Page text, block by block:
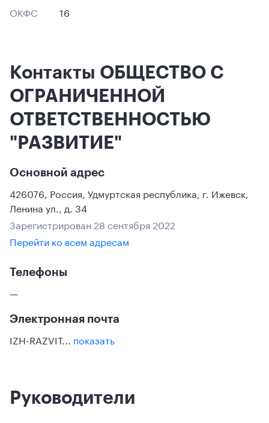
ОКФС
16
Контакты ОБЩЕСТВО С
ОГРАНИЧЕННОЙ
ОТВЕТСТВЕННОСТЬЮ
"РАЗВИТИЕ"
Основной адрес
426076, Россия, Удмуртская республика, г. Ижевск,
Ленина ул., д. 34
Зарегистрирован 28 сентября 2022
Перейти ко всем адресам
Телефоны
—
Электронная почта
IZH-RAZVIT... показать
Руководители